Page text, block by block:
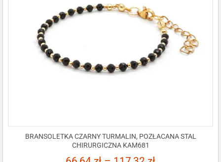
BRANSOLETKA CZARNY TURMALIN, POZŁACANA STAL
CHIRURGICZNA KAM681